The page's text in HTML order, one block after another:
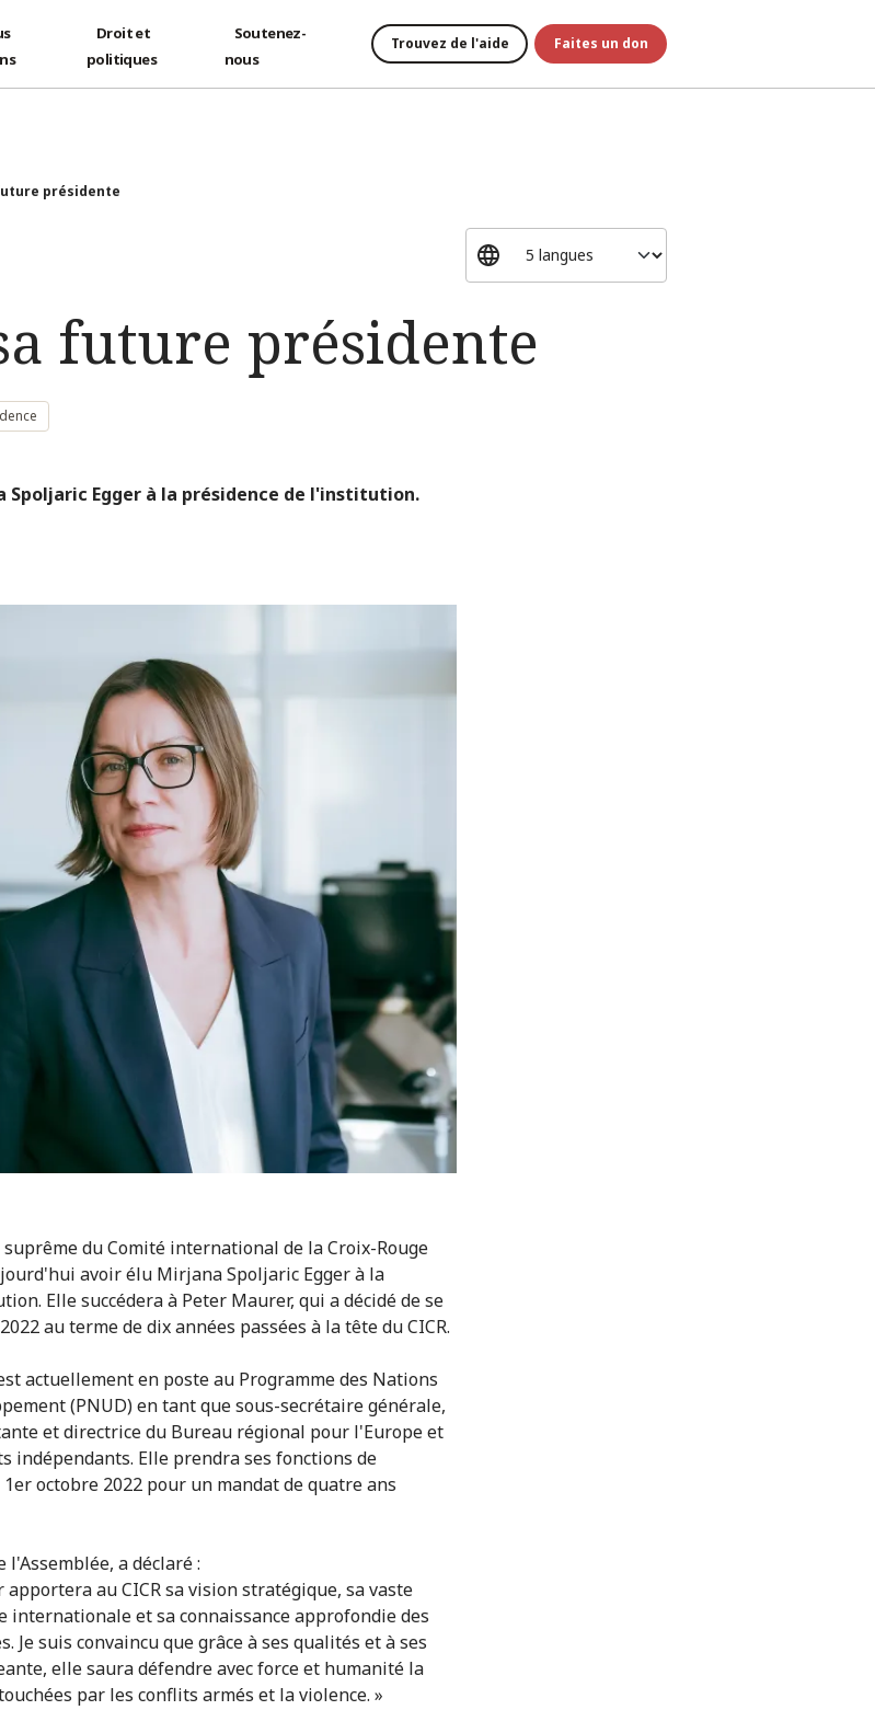
Droit et
politiques
Soutenez-
nous
Trouvez de l'aide Faites un don
présidente
future présidente
Spoljaric Egger à la présidence de l'institution.
suprême du Comité international de la Croix-Rouge
avoir élu Mirjana Spoljaric Egger à la
Elle succédera à Peter Maurer, qui a décidé de se
au terme de dix années passées à la tête du CICR.
actuellement en poste au Programme des Nations
(PNUD) en tant que sous-secrétaire générale,
et directrice du Bureau régional pour l'Europe et
indépendants. Elle prendra ses fonctions de
octobre 2022 pour un mandat de quatre ans
a déclaré :
apportera au CICR sa vision stratégique, sa vaste
internationale et sa connaissance approfondie des
Je suis convaincu que grâce à ses qualités et à ses
elle saura défendre avec force et humanité la
par les conflits armés et la violence. »